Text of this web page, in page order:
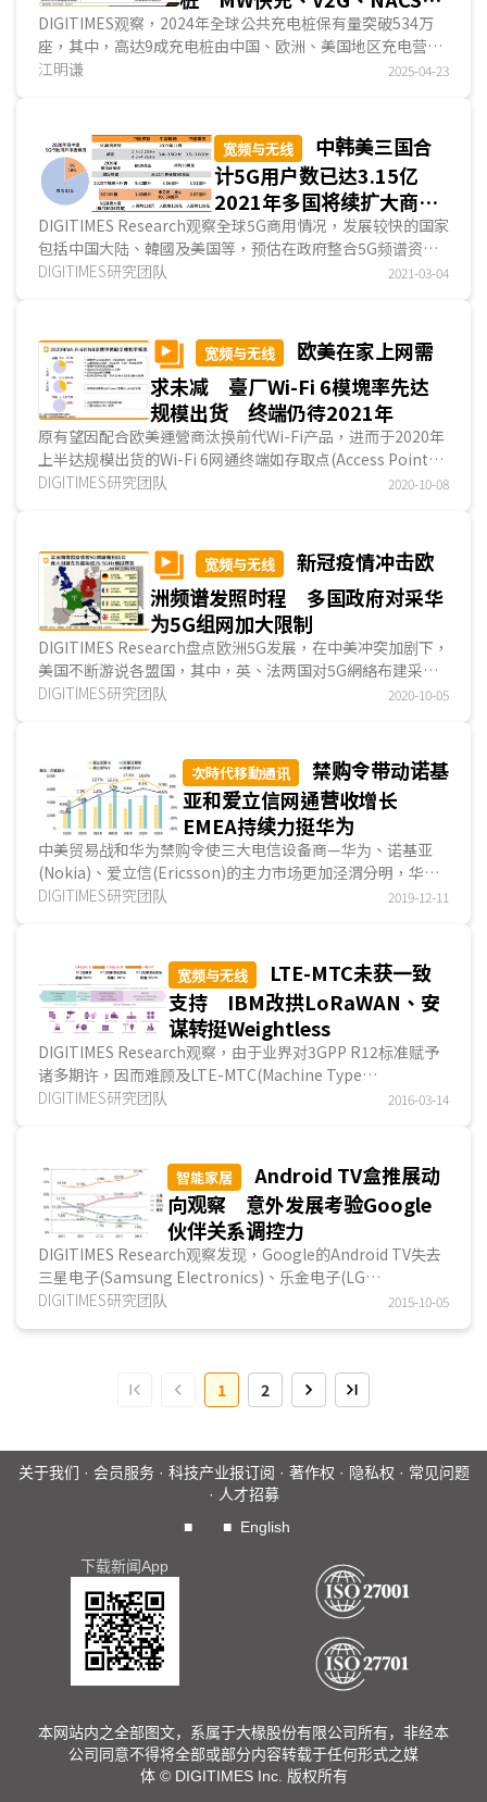
业者关注焦点
DIGITIMES观察，2024年全球公共充电桩保有量突破534万
座，其中，高达9成充电桩由中国、欧洲、美国地区充电营运
商部署／管理。中国超过7成充电桩布建／营运由前五大营运
江明谦 2025-04-23
宽频与无线
中韩美三国合
计5G用户数已达3.15亿
2021年多国将续扩大商用
覆盖
DIGITIMES Research观察全球5G商用情况，发展较快的国家
包括中国大陆、韓國及美国等，预估在政府整合5G频谱资
源、運營商广建基站并提出更具竞争力的资费方案、手机品牌
DIGITIMES研究团队 2021-03-04
宽频与无线
欧美在家上网需
求未减 臺厂Wi-Fi 6模塊率先达
规模出货 终端仍待2021年
原有望因配合欧美運營商汰换前代Wi-Fi产品，进而于2020年
上半达规模出货的Wi-Fi 6网通终端如存取点(Access Point；
AP)、路由器等，因COVID-19(新冠肺炎)影响测试进度和供应
动Wi-Fi 6终端装置于2021年达规模出货。
相较于终端装置，出货Wi-Fi 6模塊的臺厂则较早感受Wi-
Fi 6的市场热度，因筆記本電腦(NB)自2020年3月出货便逐月
攀升，使应用于NB的Wi-Fi 6模塊季出货已达千万等级。
Wi-Fi 6的优势在于采用正交频分多址(Orthogonal
Frequency Division Multiple Access；OFDMA)，上传和下
载亦皆采多使用者多输入多输出(Multi User Multiple Input
9.6Gbps，不仅网速提升，且可同时支持多个终端装置并更节
电，被认为可与5G互补，成为室内最佳的无线聯網技术之
一。
DIGITIMES研究团队 2020-10-08
宽频与无线
新冠疫情冲击欧
洲频谱发照时程 多国政府对采华
为5G组网加大限制
DIGITIMES Research盘点欧洲5G发展，在中美冲突加剧下，
美国不断游说各盟国，其中，英、法两国对5G網絡布建采用
华为设备将有所禁制，而经贸与中国大陆往来较密切的德、义
将让欧洲5G商用进程及信號覆盖程度不如预期顺遂。
各国運營商在取得具排他性的频谱资源后，需履行主管当
局对城市、交通要道及偏远乡镇的信號覆盖要求，意大利運營
商TIM及Vodafone签署基础设施共享协议、Wind Tre与
Fastweb除共享網絡基础设施，还共享频谱资源，DIGITIMES
Research认为诸多運營商采共组网方式将让5G信號普及更有
效率。
多第三方加入、德国同时规划sub-6GHz及高频段供私人企业
租用、英国则新开展在工业及农业上的計劃。
DIGITIMES研究团队 2020-10-05
次時代移動通讯
禁购令带动诺基
亚和爱立信网通营收增长
EMEA持续力挺华为
中美贸易战和华为禁购令使三大电信设备商—华为、诺基亚
(Nokia)、爱立信(Ericsson)的主力市场更加泾渭分明，华为
仰赖中国大陆以及欧洲、中东和非洲(Europe, the Middle
DIGITIMES研究团队 2019-12-11
宽频与无线
LTE-MTC未获一致
支持 IBM改拱LoRaWAN、安
谋转挺Weightless
DIGITIMES Research观察，由于业界对3GPP R12标准赋予
诸多期许，因而难顾及LTE-MTC(Machine Type
Communications)技术的制订，更切合需求的技术须至
DIGITIMES研究团队 2016-03-14
智能家居
Android TV盒推展动
向观察 意外发展考验Google
伙伴关系调控力
DIGITIMES Research观察发现，Google的Android TV失去
三星电子(Samsung Electronics)、乐金电子(LG
Electronics)全球前两大液晶电视厂的支持，因而转加重倚赖
DIGITIMES研究团队 2015-10-05
1 2
关于我们 · 会员服务· 科技产业报订阅 · 著作权 · 隐私权 · 常见问题
· 人才招募
■
■ English
下载新闻App
本网站内之全部图文，系属于大椽股份有限公司所有，非经本
公司同意不得将全部或部分内容转载于任何形式之媒
体 © DIGITIMES Inc. 版权所有